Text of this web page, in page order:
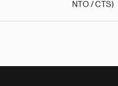
NTO / CTS)